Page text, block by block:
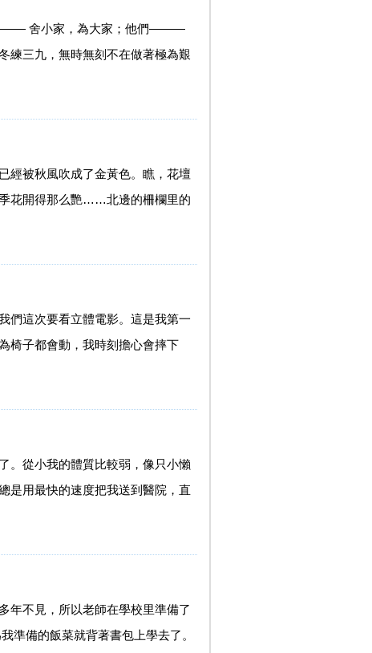
——— 舍小家，為大家；他們———
練三九，無時無刻不在做著極為艱
經被秋風吹成了金黃色。瞧，花壇
花開得那么艷……北邊的柵欄里的
們這次要看立體電影。這是我第一
椅子都會動，我時刻擔心會摔下
。從小我的體質比較弱，像只小懶
是用最快的速度把我送到醫院，直
年不見，所以老師在學校里準備了
準備的飯菜就背著書包上學去了。